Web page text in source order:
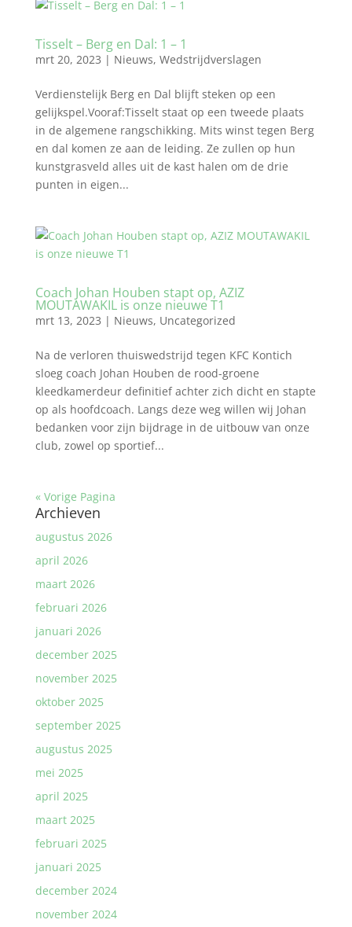
Tisselt – Berg en Dal: 1 – 1
mrt 20, 2023 | Nieuws, Wedstrijdverslagen
Verdienstelijk Berg en Dal blijft steken op een
gelijkspel.Vooraf:Tisselt staat op een tweede plaats
in de algemene rangschikking. Mits winst tegen Berg
en dal komen ze aan de leiding. Ze zullen op hun
kunstgrasveld alles uit de kast halen om de drie
punten in eigen...
Coach Johan Houben stapt op, AZIZ
MOUTAWAKIL is onze nieuwe T1
mrt 13, 2023 | Nieuws, Uncategorized
Na de verloren thuiswedstrijd tegen KFC Kontich
sloeg coach Johan Houben de rood-groene
kleedkamerdeur definitief achter zich dicht en stapte
op als hoofdcoach. Langs deze weg willen wij Johan
bedanken voor zijn bijdrage in de uitbouw van onze
club, zowel op sportief...
« Vorige Pagina
Archieven
augustus 2026
april 2026
maart 2026
februari 2026
januari 2026
december 2025
november 2025
oktober 2025
september 2025
augustus 2025
mei 2025
april 2025
maart 2025
februari 2025
januari 2025
december 2024
november 2024